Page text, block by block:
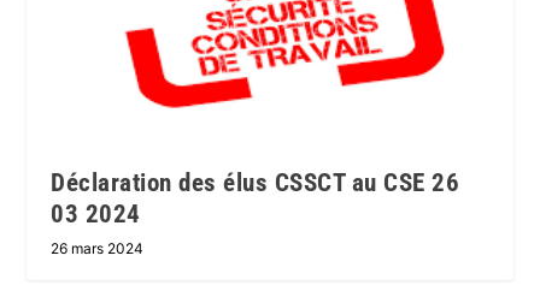
Déclaration des élus CSSCT au CSE 26
03 2024
26 mars 2024